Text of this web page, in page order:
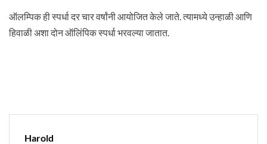
ऑलम्पिक ही स्पर्धा दर चार वर्षांनी आयोजित केले जाते. त्यामध्ये उन्हाळी आणि
हिवाळी अशा दोन ऑलिंपिक स्पर्धा भरवल्या जातात.
Harold